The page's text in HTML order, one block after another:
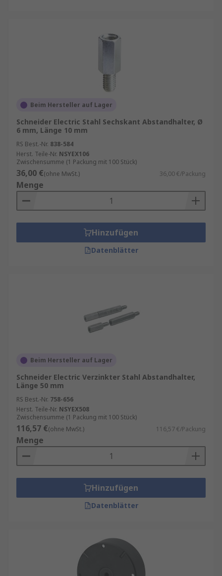
Beim Hersteller auf Lager
Schneider Electric Stahl Sechskant Abstandhalter, Ø
6 mm, Länge 10 mm
RS Best.-Nr. 838-584
Herst. Teile-Nr. NSYEX106
Zwischensumme (1 Packung mit 100 Stück)
36,00 €(ohne MwSt.) 36,00 €/Packung
Menge
Hinzufügen
Datenblätter
Beim Hersteller auf Lager
Schneider Electric Verzinkter Stahl Abstandhalter,
Länge 50 mm
RS Best.-Nr. 758-656
Herst. Teile-Nr. NSYEX508
Zwischensumme (1 Packung mit 100 Stück)
116,57 €(ohne MwSt.) 116,57 €/Packung
Menge
Hinzufügen
Datenblätter